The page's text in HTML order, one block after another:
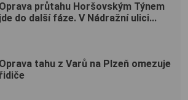
Oprava průtahu Horšovským Týnem
jde do další fáze. V Nádražní ulici...
Oprava tahu z Varů na Plzeň omezuje